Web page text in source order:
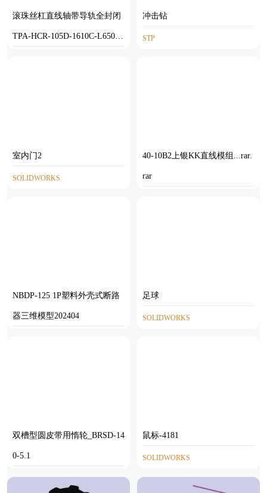
滚珠丝杠直线轴带导轨全封闭
TPA-HCR-105D-1610C-L650-
冲击钻
STP
室内门2
SOLIDWORKS
40-10B2上银KK直线模组...rar.
rar
NBDP-125 1P塑料外壳式断路
器三维模型202404
足球
SOLIDWORKS
双槽型圆皮带用惰轮_BRSD-14
0-5.1
SOLIDWORKS
鼠标-4181
SOLIDWORKS